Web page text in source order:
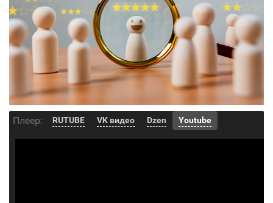
Плеер: RUTUBE VK видео Dzen Youtube